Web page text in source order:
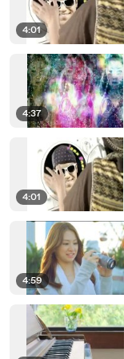
4:01
4:37
4:01
4:59